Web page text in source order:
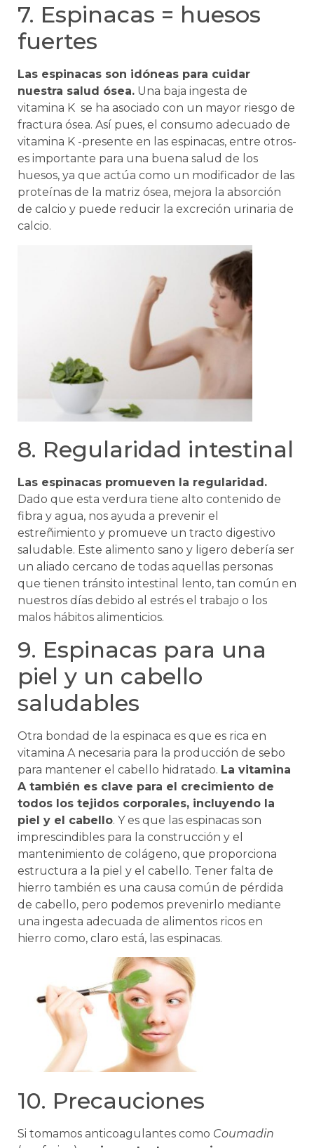
7. Espinacas = huesos
fuertes
Las espinacas son idóneas para cuidar
nuestra salud ósea. Una baja ingesta de
vitamina K se ha asociado con un mayor riesgo de
fractura ósea. Así pues, el consumo adecuado de
vitamina K -presente en las espinacas, entre otros-
es importante para una buena salud de los
huesos, ya que actúa como un modificador de las
proteínas de la matriz ósea, mejora la absorción
de calcio y puede reducir la excreción urinaria de
calcio.
8. Regularidad intestinal
Las espinacas promueven la regularidad.
Dado que esta verdura tiene alto contenido de
fibra y agua, nos ayuda a prevenir el
estreñimiento y promueve un tracto digestivo
saludable. Este alimento sano y ligero debería ser
un aliado cercano de todas aquellas personas
que tienen tránsito intestinal lento, tan común en
nuestros días debido al estrés el trabajo o los
malos hábitos alimenticios.
9. Espinacas para una
piel y un cabello
saludables
Otra bondad de la espinaca es que es rica en
vitamina A necesaria para la producción de sebo
para mantener el cabello hidratado. La vitamina
A también es clave para el crecimiento de
todos los tejidos corporales, incluyendo la
piel y el cabello. Y es que las espinacas son
imprescindibles para la construcción y el
mantenimiento de colágeno, que proporciona
estructura a la piel y el cabello. Tener falta de
hierro también es una causa común de pérdida
de cabello, pero podemos prevenirlo mediante
una ingesta adecuada de alimentos ricos en
hierro como, claro está, las espinacas.
10. Precauciones
Si tomamos anticoagulantes como Coumadin